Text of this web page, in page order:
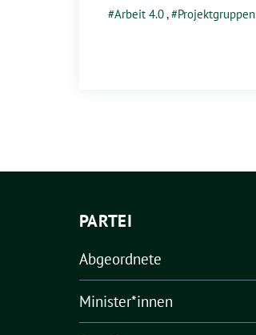
Arbeit 4.0, Projektgruppen
PARTEI
Abgeordnete
Minister*innen